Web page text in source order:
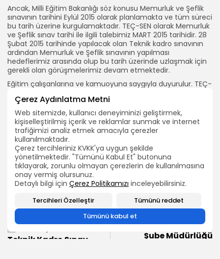
Çerez Aydınlatma Metni
Web sitemizde, kullanıcı deneyiminizi geliştirmek,
kişiselleştirilmiş içerik ve reklamlar sunmak ve internet
trafiğimizi analiz etmek amacıyla çerezler
kullanılmaktadır.
Çerez tercihleriniz KVKK'ya uygun şekilde
yönetilmektedir. "Tümünü Kabul Et" butonuna
tıklayarak, zorunlu olmayan çerezlerin de kullanılmasına
onay vermiş olursunuz.
Detaylı bilgi için Çerez Politikamızı inceleyebilirsiniz.
Tercihleri Özelleştir
Tümünü reddet
Tümünü kabul et
2026 Bütün hakları TEÇ-SEN'e aittir.
ARAMA
BIZI TAKIP EDIN
Ancak, Milli Eğitim Bakanlığı söz konusu Memurluk ve Şeflik
sınavının tarihini Eylül 2015 olarak planlamakta ve tüm süreci
bu tarih üzerine kurgulamaktadır. TEÇ-SEN olarak Memurluk
ve Şeflik sınav tarihi ile ilgili talebimiz MART 2015 tarihidir. 28
Şubat 2015 tarihinde yapılacak olan Teknik kadro sınavının
ardından Memurluk ve Şeflik sınavının yapılması
hedeflerimiz arasında olup bu tarih üzerinde uzlaşmak için
gerekli olan görüşmelerimiz devam etmektedir.
Eğitim çalışanlarına ve kamuoyuna saygıyla duyurulur. TEÇ-
Teknik Kadro Sınav
SONRAKİ İÇERİK
Şube Müdürlüğü